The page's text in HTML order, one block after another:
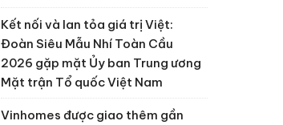
Kết nối và lan tỏa giá trị Việt:
Đoàn Siêu Mẫu Nhí Toàn Cầu
2026 gặp mặt Ủy ban Trung ương
Mặt trận Tổ quốc Việt Nam
Vinhomes được giao thêm gần